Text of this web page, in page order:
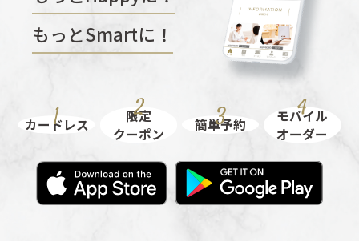
もっとSmartに！
カードレス
限定
クーポン
簡単予約
モバイル
オーダー